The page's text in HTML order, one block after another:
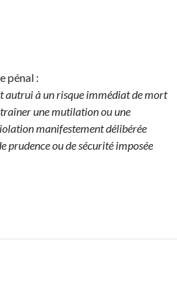
pénal :
autrui à un risque immédiat de mort
une mutilation ou une
manifestement délibérée
prudence ou de sécurité imposée
19 – Le risque pénal pour